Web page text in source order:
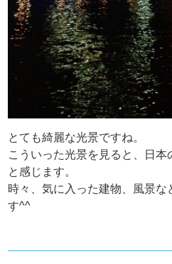
とても綺麗な光景ですね。
こういった光景を見ると、日
と感じます。
時々、気に入った建物、風景な
す^^